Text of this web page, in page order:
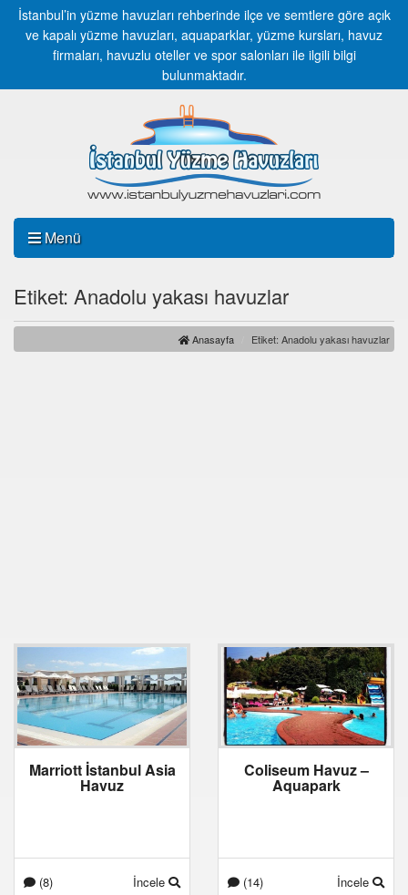
İstanbul’in yüzme havuzları rehberinde ilçe ve semtlere göre açık
ve kapalı yüzme havuzları, aquaparklar, yüzme kursları, havuz
firmaları, havuzlu oteller ve spor salonları ile ilgili bilgi
bulunmaktadır.
Menü
Etiket: Anadolu yakası havuzlar
Anasayfa Etiket: Anadolu yakası havuzlar
Marriott İstanbul Asia
Havuz
(8) İncele
Coliseum Havuz –
Aquapark
(14) İncele